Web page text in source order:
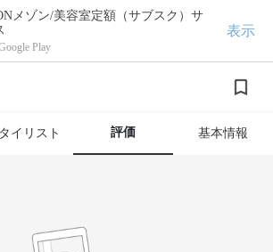
メゾン/美容室定額（サブスク）サ
Play
表示
イリスト 評価 基本情報